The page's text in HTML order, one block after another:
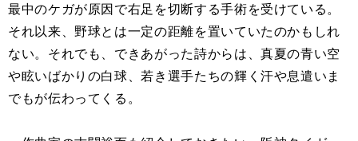
最中のケガが原因で右足を切断する手術を受けている。
それ以来、野球とは一定の距離を置いていたのかもしれ
ない。それでも、できあがった詩からは、真夏の青い空
や眩いばかりの白球、若き選手たちの輝く汗や息遣いま
でもが伝わってくる。